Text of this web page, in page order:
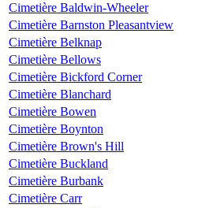
Cimetière Baldwin-Wheeler
Cimetière Barnston Pleasantview
Cimetière Belknap
Cimetière Bellows
Cimetière Bickford Corner
Cimetière Blanchard
Cimetière Bowen
Cimetière Boynton
Cimetière Brown's Hill
Cimetière Buckland
Cimetière Burbank
Cimetière Carr